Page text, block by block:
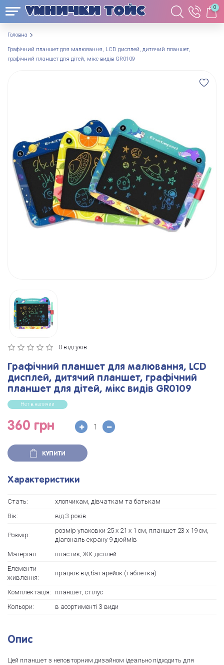
0
Головна
Графічний планшет для малювання, LCD дисплей, дитячий планшет,
графічний планшет для дітей, мікс видів GR0109
0 відгуків
Графічний планшет для малювання, LCD
дисплей, дитячий планшет, графічний
планшет для дітей, мікс видів GR0109
Нет в наличии
360 грн
КУПИТИ
Характеристики
Стать:
хлопчикам, дівчаткам та батькам
Вік:
від 3 років
Розмір:
розмір упаковки 25 х 21 х 1 см, планшет 23 х 19 см,
діагональ екрану 9 дюймів
Матеріал:
пластик, ЖК-дісплей
Елементи
живлення:
працює від батарейок (таблетка)
Комплектація:
планшет, стілус
Кольори:
в асортименті 3 види
Опис
Цей планшет з неповторним дизайном ідеально підходить для